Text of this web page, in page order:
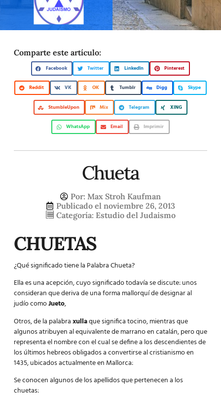
Comparte este artículo:
Facebook Twitter LinkedIn Pinterest
Reddit VK OK Tumblr Digg Skype
StumbleUpon Mix Telegram XING
WhatsApp Email Imprimir
Chueta
Por: Max Stroh Kaufman
Publicado el noviembre 26, 2013
Categoría: Estudio del Judaismo
CHUETAS
¿Qué significado tiene la Palabra Chueta?
Ella es una acepción, cuyo significado todavía se discute: unos
consideran que deriva de una forma mallorquí de designar al
judío comoJueto,
Otros, de la palabraxullaque significa tocino, mientras que
algunos atribuyen al equivalente de marrano en catalán, pero que
representa el nombre con el cual se define a los descendientes de
los últimos hebreos obligados a convertirse al cristianismo en
1435, ubicados actualmente en Mallorca:
Se conocen algunos de los apellidos que pertenecen a los
chuetas: